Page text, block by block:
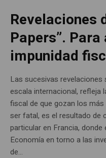
Revelaciones
Papers”.
impunidad
Las sucesivas
escala internacional, refleja
fiscal de que gozan los
ser fatal, es el resultado de
particular en Francia,
Economía en torno a las
de...